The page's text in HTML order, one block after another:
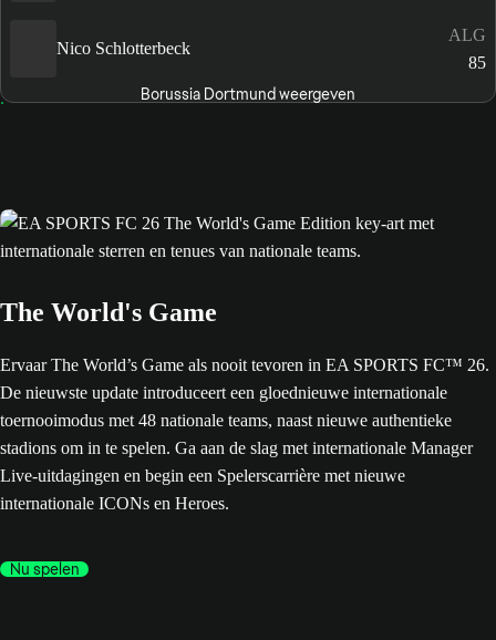
Nico Schlotterbeck
ALG
85
Borussia Dortmund weergeven
The World's Game
Ervaar The World’s Game als nooit tevoren in EA SPORTS FC™ 26.
De nieuwste update introduceert een gloednieuwe internationale
toernooimodus met 48 nationale teams, naast nieuwe authentieke
stadions om in te spelen. Ga aan de slag met internationale Manager
Live-uitdagingen en begin een Spelerscarrière met nieuwe
internationale ICONs en Heroes.
Nu spelen